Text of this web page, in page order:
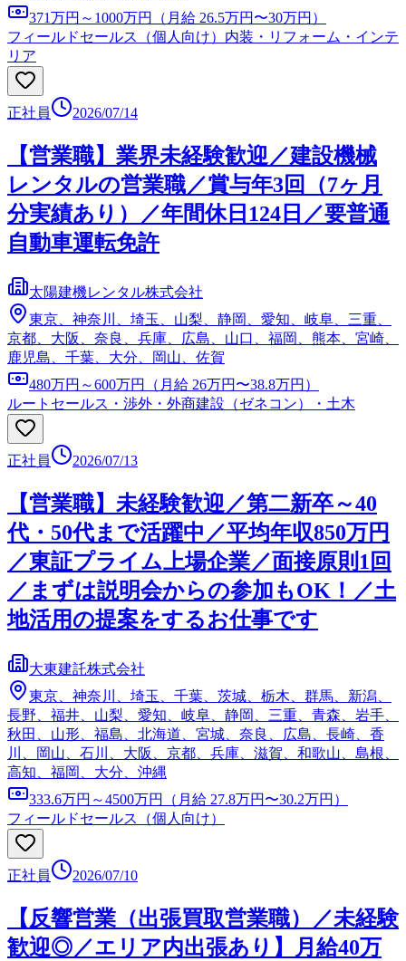
371万円～1000万円（月給 26.5万円〜30万円）
フィールドセールス（個人向け） 内装・リフォーム・インテ
リア
正社員 2026/07/14
【営業職】業界未経験歓迎／建設機械
レンタルの営業職／賞与年3回（7ヶ月
分実績あり）／年間休日124日／要普通
自動車運転免許
太陽建機レンタル株式会社
東京、神奈川、埼玉、山梨、静岡、愛知、岐阜、三重、
京都、大阪、奈良、兵庫、広島、山口、福岡、熊本、宮崎、
鹿児島、千葉、大分、岡山、佐賀
480万円～600万円（月給 26万円〜38.8万円）
ルートセールス・渉外・外商建設（ゼネコン）・土木
正社員 2026/07/13
【営業職】未経験歓迎／第二新卒～40
代・50代まで活躍中／平均年収850万円
／東証プライム上場企業／面接原則1回
／まずは説明会からの参加もOK！／土
地活用の提案をするお仕事です
大東建託株式会社
東京、神奈川、埼玉、千葉、茨城、栃木、群馬、新潟、
長野、福井、山梨、愛知、岐阜、静岡、三重、青森、岩手、
秋田、山形、福島、北海道、宮城、奈良、広島、長崎、香
川、岡山、石川、大阪、京都、兵庫、滋賀、和歌山、島根、
高知、福岡、大分、沖縄
333.6万円～4500万円（月給 27.8万円〜30.2万円）
フィールドセールス（個人向け）
正社員 2026/07/10
【反響営業（出張買取営業職）／未経験
歓迎◎／エリア内出張あり】月給40万